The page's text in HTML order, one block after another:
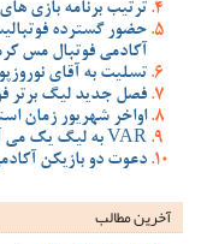
ترتیب برنامه بازی
حضور گسترده
آکادمی فوتبال مس
تسلیت به آقای
فصل جدید لیگ برتر
اواخر شهریور زمان
VAR به لیگ یک می آید؟!
دعوت دو بازیکن
آخرین مطالب